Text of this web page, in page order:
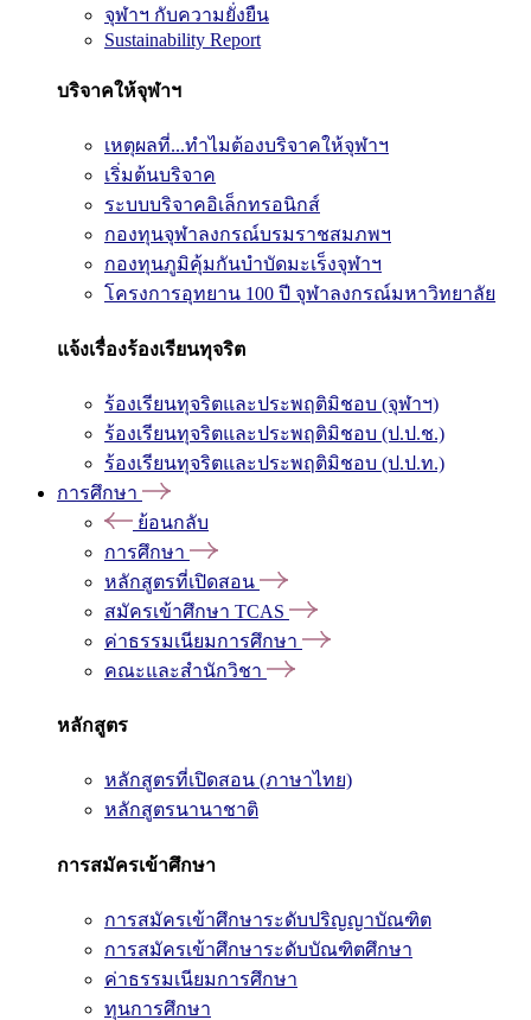
จุฬาฯ กับความยั่งยืน
Sustainability Report
บริจาคให้จุฬาฯ
เหตุผลที่...ทำไมต้องบริจาคให้จุฬาฯ
เริ่มต้นบริจาค
ระบบบริจาคอิเล็กทรอนิกส์
กองทุนจุฬาลงกรณ์บรมราชสมภพฯ
กองทุนภูมิคุ้มกันบำบัดมะเร็งจุฬาฯ
โครงการอุทยาน 100 ปี จุฬาลงกรณ์มหาวิทยาลัย
แจ้งเรื่องร้องเรียนทุจริต
ร้องเรียนทุจริตและประพฤติมิชอบ (จุฬาฯ)
ร้องเรียนทุจริตและประพฤติมิชอบ (ป.ป.ช.)
ร้องเรียนทุจริตและประพฤติมิชอบ (ป.ป.ท.)
การศึกษา
ย้อนกลับ
การศึกษา
หลักสูตรที่เปิดสอน
สมัครเข้าศึกษา TCAS
ค่าธรรมเนียมการศึกษา
คณะและสำนักวิชา
หลักสูตร
หลักสูตรที่เปิดสอน (ภาษาไทย)
หลักสูตรนานาชาติ
การสมัครเข้าศึกษา
การสมัครเข้าศึกษาระดับปริญญาบัณฑิต
การสมัครเข้าศึกษาระดับบัณฑิตศึกษา
ค่าธรรมเนียมการศึกษา
ทุนการศึกษา